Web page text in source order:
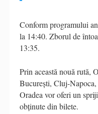
Conform programului
la 14:40. Zborul de
13:35.
Prin această nouă rută,
București, Cluj-
Oradea vor oferi un
obținute din bilete.